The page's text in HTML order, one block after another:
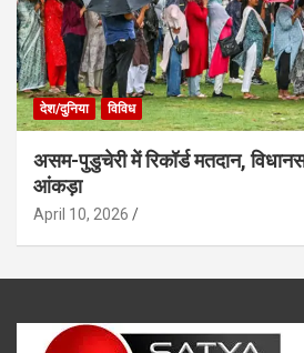
देश/दुनिया विविध
असम-पुडुचेरी में रिकॉर्ड मतदान,
आंकड़ा
April 10, 2026